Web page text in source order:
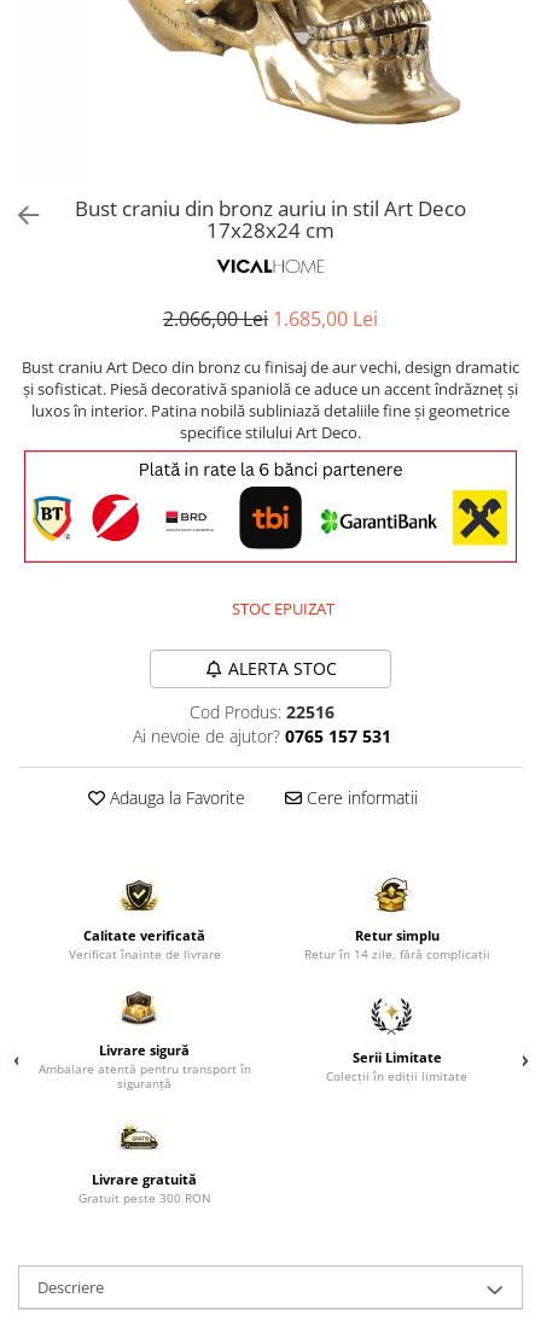
Masute Laterale
Canapele Extensibile
Masute de toaleta
Console
Taburete si pufuri
Banchete, Bancute
Comode TV
Biblioteci si Rafturi
Sifoniere si Dulapuri
Rafturi de perete
Cuiere
Postamente, Piedestale
Umbrele Exterior
Cufere si valize decorative
Opritoare pentru usi
Organizator obiecte mici
Oglinzi cu picior
Clepsidra
Bust craniu din bronz auriu in stil Art Deco
17x28x24 cm
2.066,00 Lei 1.685,00 Lei
Bust craniu Art Deco din bronz cu finisaj de aur vechi, design dramatic
și sofisticat. Piesă decorativă spaniolă ce aduce un accent îndrăzneț și
luxos în interior. Patina nobilă subliniază detaliile fine și geometrice
specifice stilului Art Deco.
STOC EPUIZAT
ALERTA STOC
Cod Produs: 22516
Ai nevoie de ajutor? 0765 157 531
Adauga la Favorite Cere informatii
Calitate verificată
Verificat înainte de livrare
Retur simplu
Retur în 14 zile, fără complicații
Livrare sigură
Ambalare atentă pentru transport în
siguranță
Serii Limitate
Colecții în ediții limitate
Livrare gratuită
Gratuit peste 300 RON
Descriere